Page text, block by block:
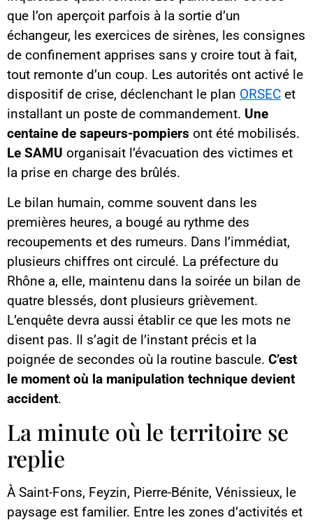
que l’on aperçoit parfois à la sortie d’un
échangeur, les exercices de sirènes, les consignes
de confinement apprises sans y croire tout à fait,
tout remonte d’un coup. Les autorités ont activé le
dispositif de crise, déclenchant le plan ORSEC et
installant un poste de commandement. Une
centaine de sapeurs-pompiers ont été mobilisés.
Le SAMU organisait l’évacuation des victimes et
la prise en charge des brûlés.
Le bilan humain, comme souvent dans les
premières heures, a bougé au rythme des
recoupements et des rumeurs. Dans l’immédiat,
plusieurs chiffres ont circulé. La préfecture du
Rhône a, elle, maintenu dans la soirée un bilan de
quatre blessés, dont plusieurs grièvement.
L’enquête devra aussi établir ce que les mots ne
disent pas. Il s’agit de l’instant précis et la
poignée de secondes où la routine bascule. C’est
le moment où la manipulation technique devient
accident.
La minute où le territoire se
replie
À Saint-Fons, Feyzin, Pierre-Bénite, Vénissieux, le
paysage est familier. Entre les zones d’activités et